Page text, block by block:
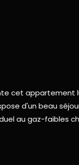
cet
d'un beau
au gaz-faibles